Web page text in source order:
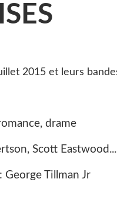
drame
Scott Eastwood...
George Tillman Jr